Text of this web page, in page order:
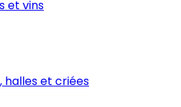
et vins
halles et criées